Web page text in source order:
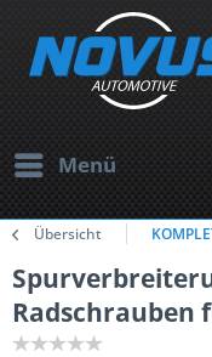
Menü
Übersicht
Radschrauben